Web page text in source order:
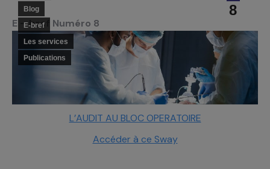
8
Blog
E-bref
Les services
Publications
E – bref Numéro 8
L’AUDIT AU BLOC OPERATOIRE
Accéder à ce Sway